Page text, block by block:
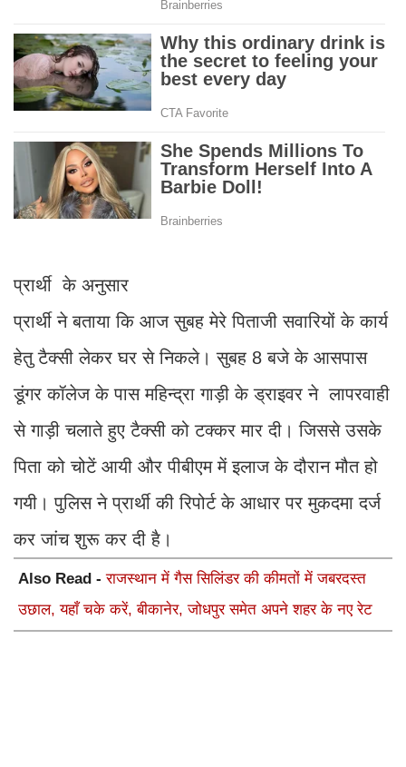
प्रार्थी के अनुसार
प्रार्थी ने बताया कि आज सुबह मेरे पिताजी सवारियों के कार्य
हेतु टैक्सी लेकर घर से निकले। सुबह 8 बजे के आसपास
डूंगर कॉलेज के पास महिन्द्रा गाड़ी के ड्राइवर ने लापरवाही
से गाड़ी चलाते हुए टैक्सी को टक्कर मार दी। जिससे उसके
पिता को चोटें आयी और पीबीएम में इलाज के दौरान मौत हो
गयी। पुलिस ने प्रार्थी की रिपोर्ट के आधार पर मुकदमा दर्ज
कर जांच शुरू कर दी है।
Also Read -राजस्थान में गैस सिलिंडर की कीमतों में जबरदस्त
उछाल, यहाँ चके करें, बीकानेर, जोधपुर समेत अपने शहर के नए रेट